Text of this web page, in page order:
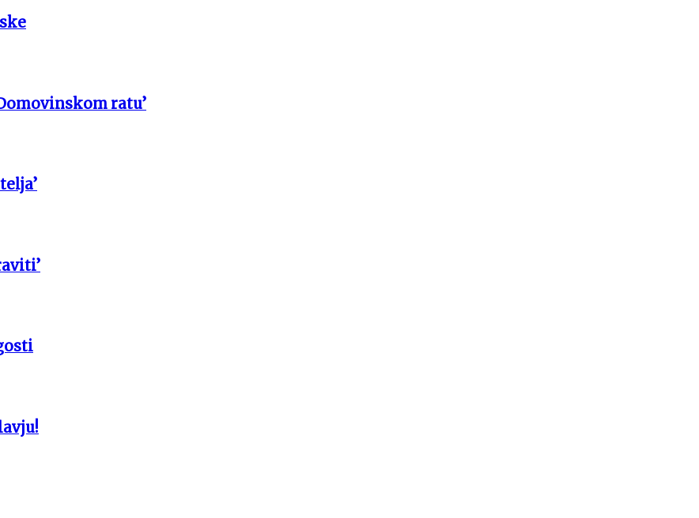
ratu’